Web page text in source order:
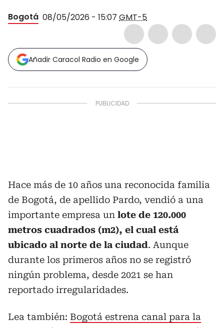
Bogotá 08/05/2026 - 15:07 GMT-5
Añadir Caracol Radio en Google
Hace más de 10 años una reconocida familia
de Bogotá, de apellido Pardo, vendió a una
importante empresa un lote de 120.000
metros cuadrados (m2), el cual está
ubicado al norte de la ciudad. Aunque
durante los primeros años no se registró
ningún problema, desde 2021 se han
reportado irregularidades.
Lea también: Bogotá estrena canal para la